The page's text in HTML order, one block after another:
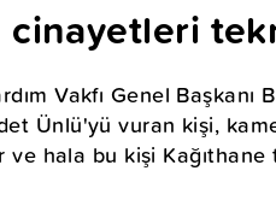
cinayetleri
Vakfı Genel Başkanı
Ünlü'yü vuran kişi,
hala bu kişi Kağıthane